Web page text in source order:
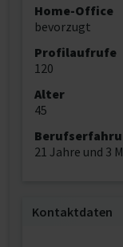
Home-Office
bevorzugt
Profilaufrufe
120
Alter
45
21 Jahre und 3
Kontaktdaten